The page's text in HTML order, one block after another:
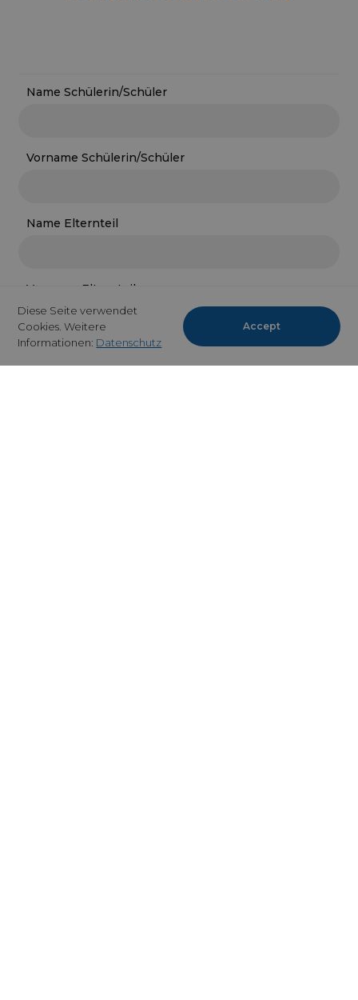
Name Schülerin/Schüler
Vorname Schülerin/Schüler
Name Elternteil
Vorname Elternteil
Diese Seite verwendet
Cookies. Weitere
Informationen: Datenschutz
Accept